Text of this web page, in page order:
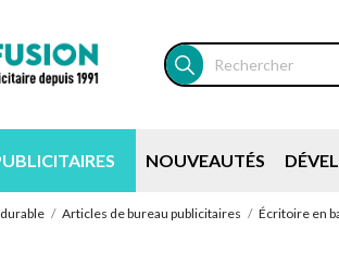
NOUVEAUTÉS
Articles de bureau publicitaires Écritoire en